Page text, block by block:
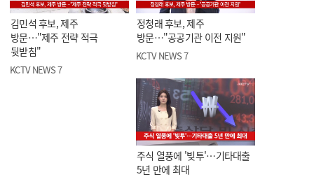
김민석 후보, 제주
방문…"제주 전략 적극
뒷받침"
KCTV NEWS 7
정청래 후보, 제주
방문…"공공기관 이전 지원"
KCTV NEWS 7
주식 열풍에 '빚투'…기타대출
5년 만에 최대